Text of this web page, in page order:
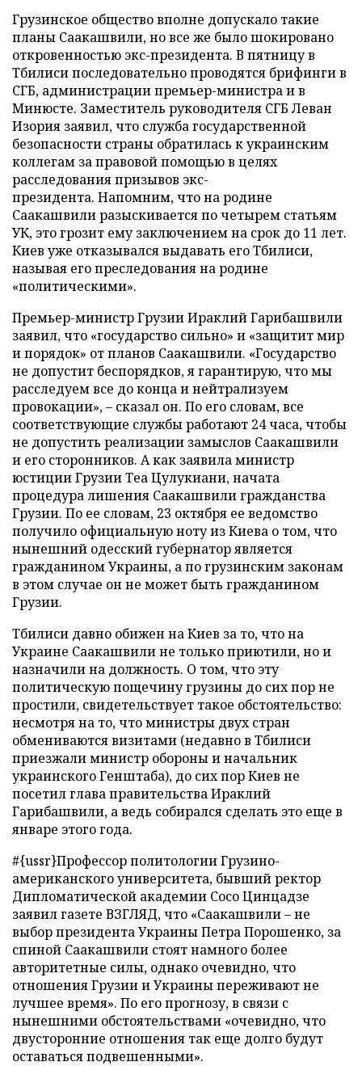
Грузинское общество вполне допускало такие
планы Саакашвили, но все же было шокировано
откровенностью экс-президента. В пятницу в
Тбилиси последовательно проводятся брифинги в
СГБ, администрации премьер-министра и в
Минюсте. Заместитель руководителя СГБ Леван
Изория заявил, что служба государственной
безопасности страны обратилась к украинским
коллегам за правовой помощью в целях
расследования призывов экс-
президента. Напомним, что на родине
Саакашвили разыскивается по четырем статьям
УК, это грозит ему заключением на срок до 11 лет.
Киев уже отказывался выдавать его Тбилиси,
называя его преследования на родине
«политическими».
Премьер-министр Грузии Ираклий Гарибашвили
заявил, что «государство сильно» и «защитит мир
и порядок» от планов Саакашвили. «Государство
не допустит беспорядков, я гарантирую, что мы
расследуем все до конца и нейтрализуем
провокации», – сказал он. По его словам, все
соответствующие службы работают 24 часа, чтобы
не допустить реализации замыслов Саакашвили
и его сторонников. А как заявила министр
юстиции Грузии Теа Цулукиани, начата
процедура лишения Саакашвили гражданства
Грузии. По ее словам, 23 октября ее ведомство
получило официальную ноту из Киева о том, что
нынешний одесский губернатор является
гражданином Украины, а по грузинским законам
в этом случае он не может быть гражданином
Грузии.
Тбилиси давно обижен на Киев за то, что на
Украине Саакашвили не только приютили, но и
назначили на должность. О том, что эту
политическую пощечину грузины до сих пор не
простили, свидетельствует такое обстоятельство:
несмотря на то, что министры двух стран
обмениваются визитами (недавно в Тбилиси
приезжали министр обороны и начальник
украинского Генштаба), до сих пор Киев не
посетил глава правительства Ираклий
Гарибашвили, а ведь собирался сделать это еще в
январе этого года.
#{ussr}Профессор политологии Грузино-
американского университета, бывший ректор
Дипломатической академии Сосо Цинцадзе
заявил газете ВЗГЛЯД, что «Саакашвили – не
выбор президента Украины Петра Порошенко, за
спиной Саакашвили стоят намного более
авторитетные силы, однако очевидно, что
отношения Грузии и Украины переживают не
лучшее время». По его прогнозу, в связи с
нынешними обстоятельствами «очевидно, что
двусторонние отношения так еще долго будут
оставаться подвешенными».